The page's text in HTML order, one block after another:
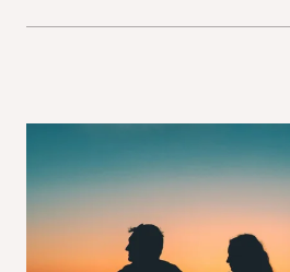
Водеща роля в
дистрибуцията на